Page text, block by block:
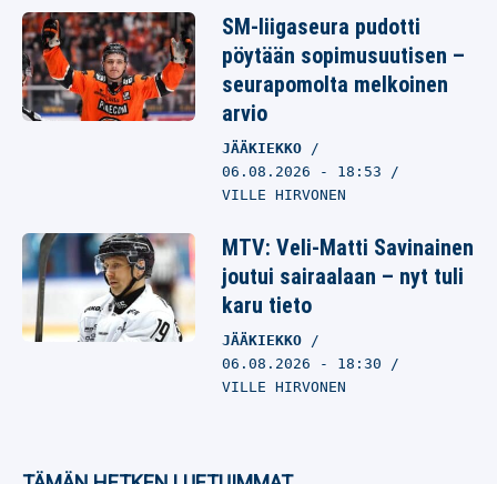
SM-liigaseura pudotti
pöytään sopimusuutisen –
seurapomolta melkoinen
arvio
JÄÄKIEKKO
06.08.2026 - 18:53
VILLE HIRVONEN
MTV: Veli-Matti Savinainen
joutui sairaalaan – nyt tuli
karu tieto
JÄÄKIEKKO
06.08.2026 - 18:30
VILLE HIRVONEN